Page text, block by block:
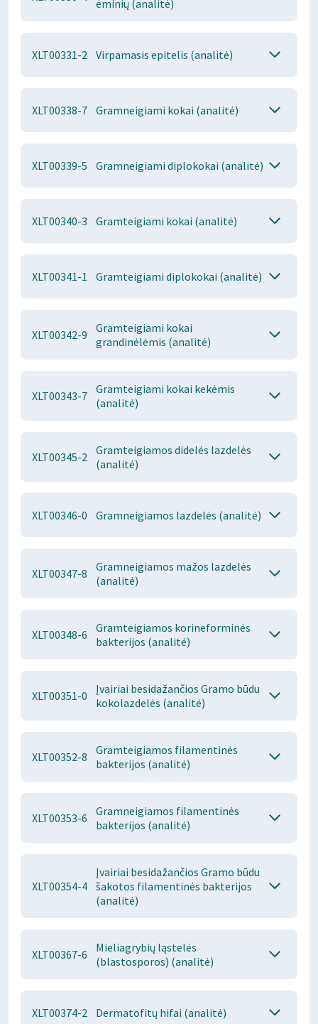
ėminių (analitė)
XLT00331-2 Virpamasis epitelis (analitė)
XLT00338-7 Gramneigiami kokai (analitė)
XLT00339-5 Gramneigiami diplokokai (analitė)
XLT00340-3 Gramteigiami kokai (analitė)
XLT00341-1 Gramteigiami diplokokai (analitė)
XLT00342-9
Gramteigiami kokai
grandinėlėmis (analitė)
XLT00343-7 Gramteigiami kokai kekėmis
(analitė)
XLT00345-2 Gramteigiamos didelės lazdelės
(analitė)
XLT00346-0 Gramneigiamos lazdelės (analitė)
XLT00347-8
Gramneigiamos mažos lazdelės
(analitė)
XLT00348-6
Gramteigiamos korineforminės
bakterijos (analitė)
XLT00351-0
Įvairiai besidažančios Gramo būdu
kokolazdelės (analitė)
XLT00352-8
Gramteigiamos filamentinės
bakterijos (analitė)
XLT00353-6
Gramneigiamos filamentinės
bakterijos (analitė)
XLT00354-4
Įvairiai besidažančios Gramo būdu
šakotos filamentinės bakterijos
(analitė)
XLT00367-6
Mieliagrybių ląstelės
(blastosporos) (analitė)
XLT00374-2 Dermatofitų hifai (analitė)